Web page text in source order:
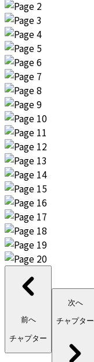
前へ
チャプター
次へ
チャプター